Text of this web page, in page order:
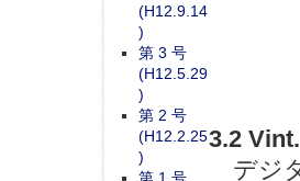
3.2
デジ
(H12.9.14
)
第 3 号
(H12.5.29
)
第 2 号
(H12.2.25
)